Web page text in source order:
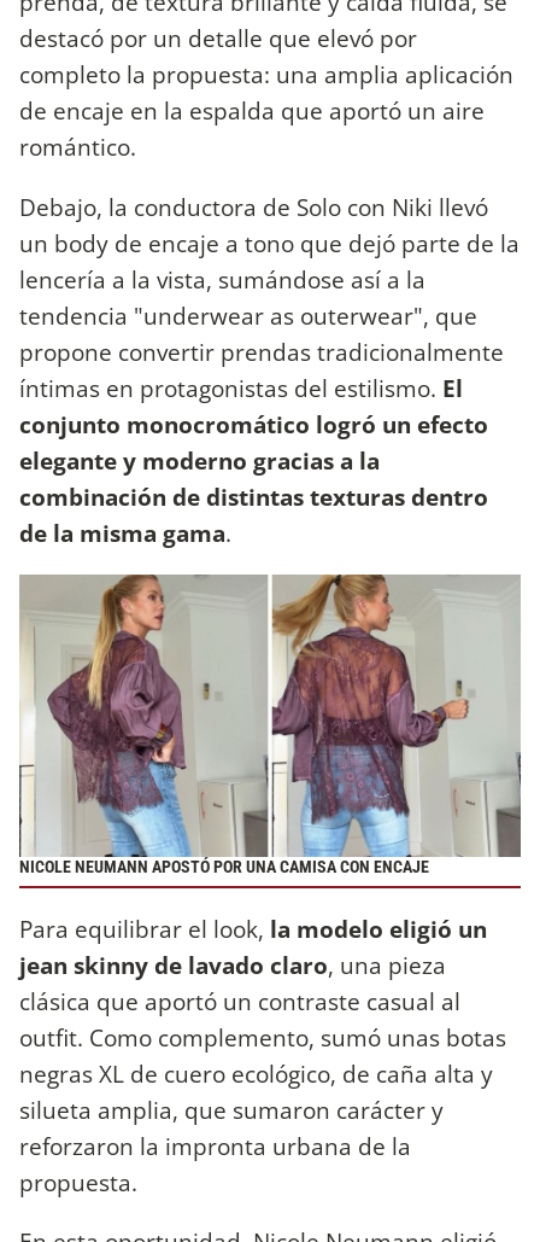
destacó por un detalle que elevó por
completo la propuesta: una amplia aplicación
de encaje en la espalda que aportó un aire
romántico.
Debajo, la conductora de Solo con Niki llevó
un body de encaje a tono que dejó parte de la
lencería a la vista, sumándose así a la
tendencia "underwear as outerwear", que
propone convertir prendas tradicionalmente
íntimas en protagonistas del estilismo. El
conjunto monocromático logró un efecto
elegante y moderno gracias a la
combinación de distintas texturas dentro
de la misma gama.
NICOLE NEUMANN APOSTÓ POR UNA CAMISA CON ENCAJE
Para equilibrar el look, la modelo eligió un
jean skinny de lavado claro, una pieza
clásica que aportó un contraste casual al
outfit. Como complemento, sumó unas botas
negras XL de cuero ecológico, de caña alta y
silueta amplia, que sumaron carácter y
reforzaron la impronta urbana de la
propuesta.